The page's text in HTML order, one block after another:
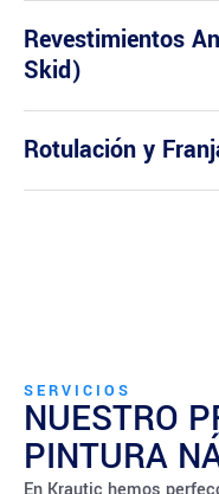
Revestimientos
Skid)
Rotulación y
SERVICIOS
NUESTRO
PINTURA